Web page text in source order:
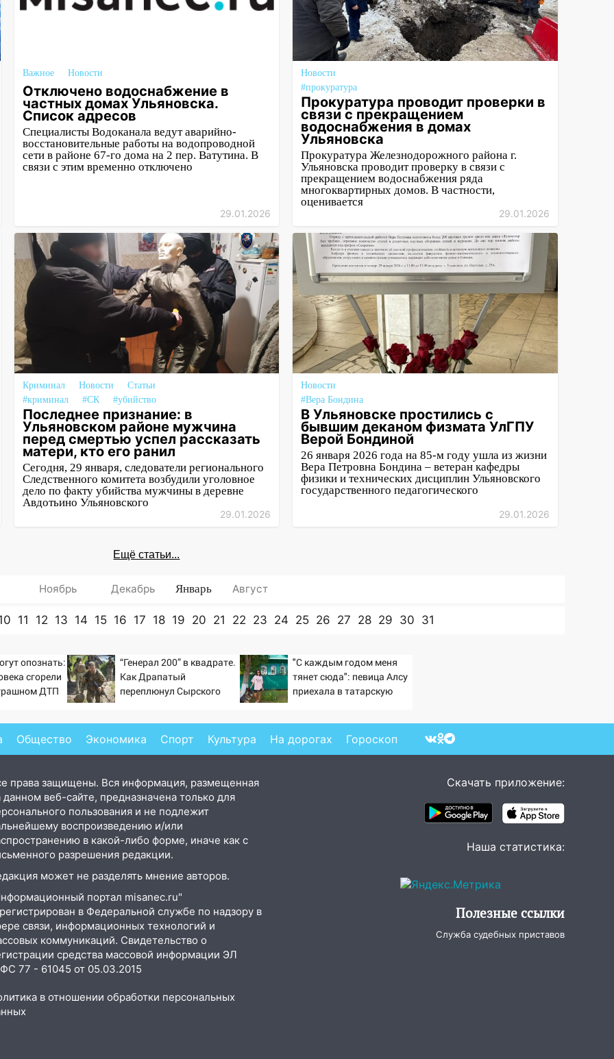
Важное Новости
Отключено водоснабжение в
частных домах Ульяновска.
Список адресов
Специалисты Водоканала ведут аварийно-
восстановительные работы на водопроводной
сети в районе 67-го дома на 2 пер. Ватутина. В
связи с этим временно отключено
29.01.2026
Новости
#прокуратура
Прокуратура проводит проверки в
связи с прекращением
водоснабжения в домах
Ульяновска
Прокуратура Железнодорожного района г.
Ульяновска проводит проверку в связи с
прекращением водоснабжения ряда
многоквартирных домов. В частности,
оценивается
29.01.2026
Криминал Новости
Статьи
#криминал
#СК #убийство
Последнее признание: в
Ульяновском районе мужчина
перед смертью успел рассказать
матери, кто его ранил
Сегодня, 29 января, следователи регионального
Следственного комитета возбудили уголовное
дело по факту убийства мужчины в деревне
Авдотьино Ульяновского
29.01.2026
Новости
#Вера Бондина
В Ульяновске простились с
бывшим деканом физмата УлГПУ
Верой Бондиной
26 января 2026 года на 85-м году ушла из жизни
Вера Петровна Бондина – ветеран кафедры
физики и технических дисциплин Ульяновского
государственного педагогического
29.01.2026
Ещё статьи...
Ноябрь Декабрь Январь Август
11 12 13 14 15 16 17 18 19 20 21 22 23 24 25 26 27 28 29 30 31
опознать:
сгорели
ДТП
“Генерал 200” в квадрате.
Как Драпатый
переплюнул Сырского
"С каждым годом меня
тянет сюда": певица Алсу
приехала в татарскую
Новости
Общество Экономика Спорт Культура На дорогах Гороскоп
права защищены. Вся информация, размещенная
данном веб-сайте, предназначена только для
пользования и не подлежит
воспроизведению и/или
в какой-либо форме, иначе как с
разрешения редакции.
может не разделять мнение авторов.
портал misanec.ru"
в Федеральной службе по надзору в
связи, информационных технологий и
коммуникаций. Свидетельство о
средства массовой информации ЭЛ
77 - 61045 от 05.03.2015
в отношении обработки персональных
Скачать приложение:
Наша статистика:
Полезные ссылки
Служба судебных приставов